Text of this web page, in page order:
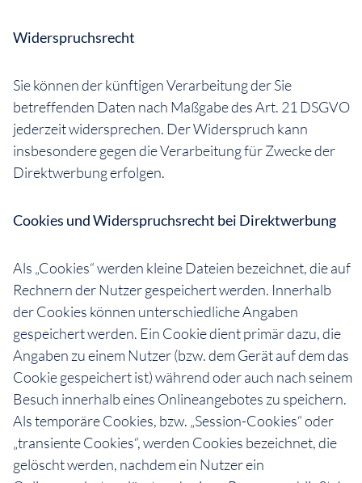
Widerspruchsrecht
Sie können der künftigen Verarbeitung der Sie
betreffenden Daten nach Maßgabe des Art. 21 DSGVO
jederzeit widersprechen. Der Widerspruch kann
insbesondere gegen die Verarbeitung für Zwecke der
Direktwerbung erfolgen.
Cookies und Widerspruchsrecht bei Direktwerbung
Als „Cookies“ werden kleine Dateien bezeichnet, die auf
Rechnern der Nutzer gespeichert werden. Innerhalb
der Cookies können unterschiedliche Angaben
gespeichert werden. Ein Cookie dient primär dazu, die
Angaben zu einem Nutzer (bzw. dem Gerät auf dem das
Cookie gespeichert ist) während oder auch nach seinem
Besuch innerhalb eines Onlineangebotes zu speichern.
Als temporäre Cookies, bzw. „Session-Cookies“ oder
„transiente Cookies“, werden Cookies bezeichnet, die
gelöscht werden, nachdem ein Nutzer ein